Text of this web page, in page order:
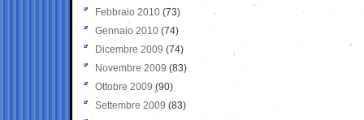
Febbraio 2010 (73)
Gennaio 2010 (74)
Dicembre 2009 (74)
Novembre 2009 (83)
Ottobre 2009 (90)
Settembre 2009 (83)